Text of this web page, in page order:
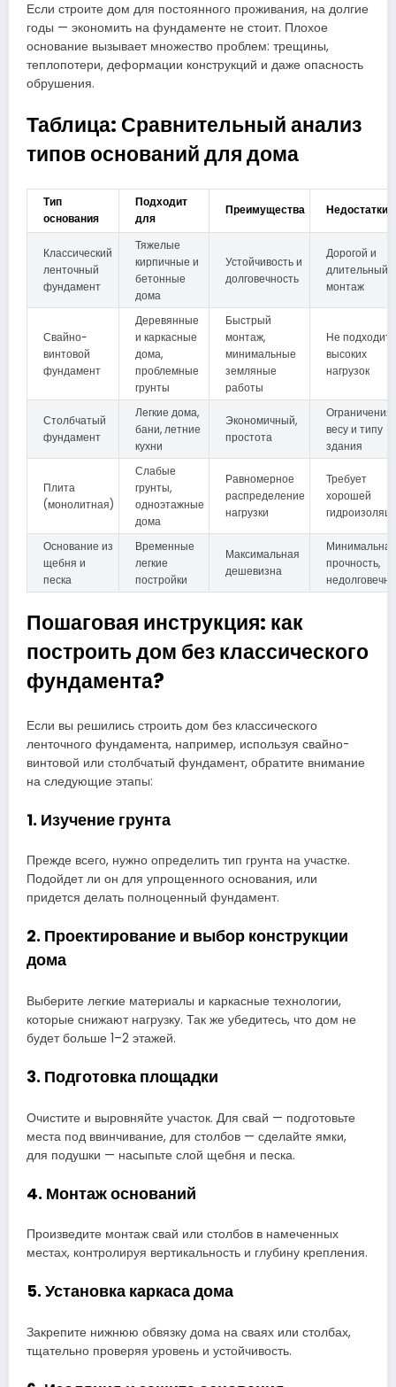
Если строите дом для постоянного проживания, на долгие
годы — экономить на фундаменте не стоит. Плохое
основание вызывает множество проблем: трещины,
теплопотери, деформации конструкций и даже опасность
обрушения.
Таблица: Сравнительный анализ
типов оснований для дома
Тип
основания
Подходит
для
Преимущества Недостатки
Классический
ленточный
фундамент
Тяжелые
кирпичные и
бетонные
дома
Устойчивость и
долговечность
Дорогой и
длительный
монтаж
Свайно-
винтовой
фундамент
Деревянные
и каркасные
дома,
проблемные
грунты
Быстрый
монтаж,
минимальные
земляные
работы
Не подходит
высоких
нагрузок
Столбчатый
фундамент
Легкие дома,
бани, летние
кухни
Экономичный,
простота
Ограничения
весу и типу
здания
Плита
(монолитная)
Слабые
грунты,
одноэтажные
дома
Равномерное
распределение
нагрузки
Требует
хорошей
Основание из
щебня и
песка
Временные
легкие
постройки
Максимальная
дешевизна
Минимальная
прочность,
Пошаговая инструкция: как
построить дом без классического
фундамента?
Если вы решились строить дом без классического
ленточного фундамента, например, используя свайно-
винтовой или столбчатый фундамент, обратите внимание
на следующие этапы:
1. Изучение грунта
Прежде всего, нужно определить тип грунта на участке.
Подойдет ли он для упрощенного основания, или
придется делать полноценный фундамент.
2. Проектирование и выбор конструкции
дома
Выберите легкие материалы и каркасные технологии,
которые снижают нагрузку. Так же убедитесь, что дом не
будет больше 1–2 этажей.
3. Подготовка площадки
Очистите и выровняйте участок. Для свай — подготовьте
места под ввинчивание, для столбов — сделайте ямки,
для подушки — насыпьте слой щебня и песка.
4. Монтаж оснований
Произведите монтаж свай или столбов в намеченных
местах, контролируя вертикальность и глубину крепления.
5. Установка каркаса дома
Закрепите нижнюю обвязку дома на сваях или столбах,
тщательно проверяя уровень и устойчивость.